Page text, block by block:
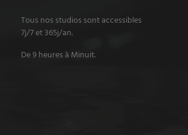
Tous nos studios sont accessibles
7j/7 et 365j/an.
De 9 heures à Minuit.